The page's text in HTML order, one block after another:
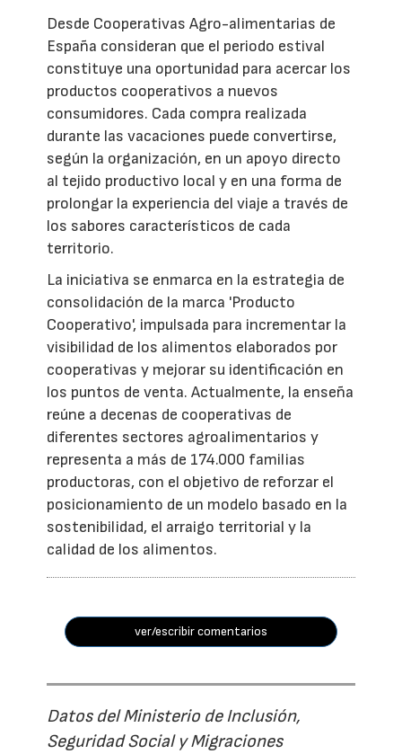
Desde Cooperativas Agro-alimentarias de
España consideran que el periodo estival
constituye una oportunidad para acercar los
productos cooperativos a nuevos
consumidores. Cada compra realizada
durante las vacaciones puede convertirse,
según la organización, en un apoyo directo
al tejido productivo local y en una forma de
prolongar la experiencia del viaje a través de
los sabores característicos de cada
territorio.
La iniciativa se enmarca en la estrategia de
consolidación de la marca 'Producto
Cooperativo', impulsada para incrementar la
visibilidad de los alimentos elaborados por
cooperativas y mejorar su identificación en
los puntos de venta. Actualmente, la enseña
reúne a decenas de cooperativas de
diferentes sectores agroalimentarios y
representa a más de 174.000 familias
productoras, con el objetivo de reforzar el
posicionamiento de un modelo basado en la
sostenibilidad, el arraigo territorial y la
calidad de los alimentos.
ver/escribir comentarios
Datos del Ministerio de Inclusión,
Seguridad Social y Migraciones